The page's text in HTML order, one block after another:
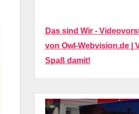
Das sind Wir -
von Owl-Webvision.de |
Spaß damit!